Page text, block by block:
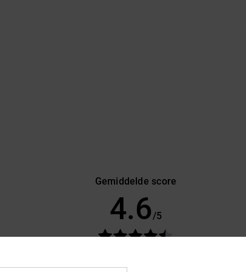
Gemiddelde score
4.6/5